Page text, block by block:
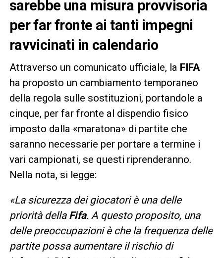
sarebbe una misura provvisoria
per far fronte ai tanti impegni
ravvicinati in calendario
Attraverso un comunicato ufficiale, la FIFA
ha proposto un cambiamento temporaneo
della regola sulle sostituzioni, portandole a
cinque, per far fronte al dispendio fisico
imposto dalla «maratona» di partite che
saranno necessarie per portare a termine i
vari campionati, se questi riprenderanno.
Nella nota, si legge:
«La sicurezza dei giocatori è una delle
priorità della Fifa. A questo proposito, una
delle preoccupazioni è che la frequenza delle
partite possa aumentare il rischio di